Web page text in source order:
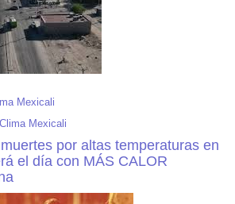
Mexicali
Clima Mexicali
por altas temperaturas en
el día con MÁS CALOR